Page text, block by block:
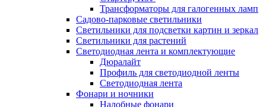
Трансформаторы для галогенных ламп
Садово-парковые светильники
Светильники для подсветки картин и зеркал
Светильники для растений
Светодиодная лента и комплектующие
Дюралайт
Профиль для светодиодной ленты
Светодиодная лента
Фонари и ночники
Налобные фонари